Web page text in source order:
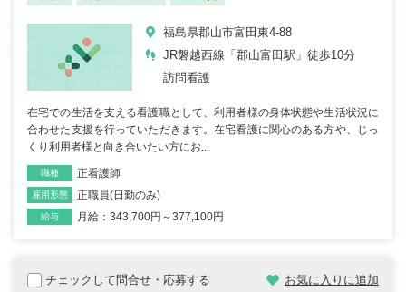
福島県郡山市富田東4-88
JR磐越西線「郡山富田駅」徒歩10分
訪問看護
在宅での生活を支える看護職として、利用者様の身体状態や生活状況に
合わせた支援を行っていただきます。在宅看護に関心のある方や、じっ
くり利用者様と向き合いたい方にお...
職種 正看護師
雇用形態 正職員(日勤のみ)
給与 月給：343,700円～377,100円
チェックして問合せ・応募する お気に入りに追加